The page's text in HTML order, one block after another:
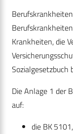
Krankheiten, die
Sozialgesetzbuch
Die Anlage 1 der
auf:
die BK